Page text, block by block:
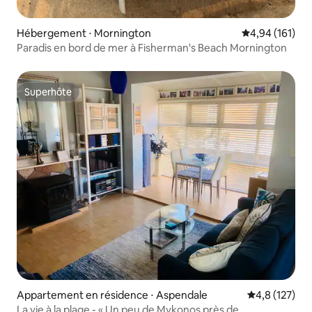
Hébergement ⋅ Mornington Évaluation
4,94 (161)
Paradis en bord de mer à Fisherman's Beach Mornington
Superhôte
Superhôte
Appartement en résidence ⋅ Aspendale Évaluation
4,8 (127)